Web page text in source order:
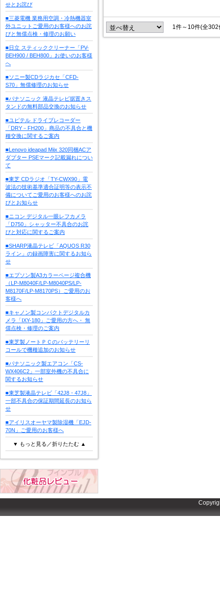
せとお詫び
■三菱電機 業務用空調・冷熱機器室
外ユニットご愛用のお客様へのお詫
びと無償点検・修理のお願い
■日立 スティッククリーナー「PV-
BEH900 / BEH800」お使いのお客様
へ
■ソニー製CDラジカセ「CFD-
S70」無償修理のお知らせ
■パナソニック 液晶テレビ据置きス
タンドの無料部品交換のお知らせ
■ユピテル ドライブレコーダー
「DRY－FH200」商品の不具合と機
種交換に関するご案内
■Lenovo ideapad Miix 320同梱ACア
ダプター PSEマーク記載漏れについ
て
■東芝 CDラジオ「TY-CWX90」電
波法の技術基準適合証明等の表示不
備についてご愛用のお客様へのお詫
びとお知らせ
■ニコン デジタル一眼レフカメラ
「D750」シャッター不具合のお詫
びと対応に関するご案内
■SHARP液晶テレビ「AQUOS R30
ライン」の録画障害に関するお知ら
せ
■エプソン製A3カラーページ複合機
（LP-M8040F/LP-M8040PS/LP-
M8170F/LP-M8170PS）ご愛用のお
客様へ
■キャノン製コンパクトデジタルカ
メラ「IXY-180」ご愛用の方へ・ 無
償点検・修理のご案内
■東芝製ノートＰＣのバッテリーリ
コールで機種追加のお知らせ
■パナソニック製エアコン「CS-
WX406C2」一部室外機の不具合に
関するお知らせ
■東芝製液晶テレビ「42J8・47J8」
一部不具合の保証期間延長のお知ら
せ
■アイリスオーヤマ製除湿機「EJD-
70N」ご愛用のお客様へ
▼ もっと見る／折りたたむ ▲
1件～10件(全